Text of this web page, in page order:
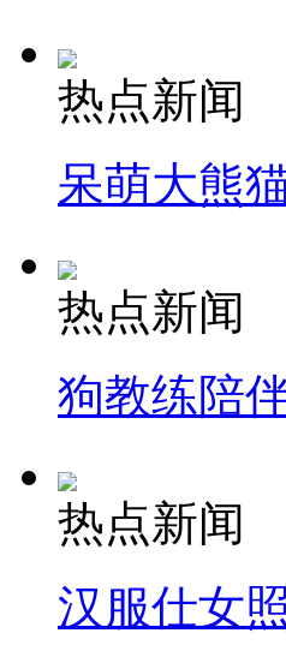
热点新闻
呆萌大熊
热点新闻
狗教练陪
热点新闻
汉服仕女